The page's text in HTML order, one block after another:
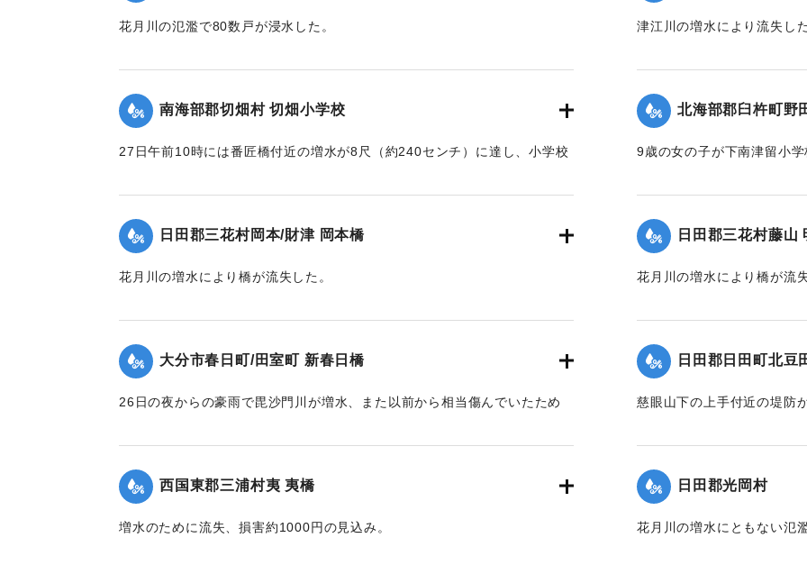
花月川の氾濫で80数戸が浸水した。
｜固有コード: 00330029
津江川の増水により流失し
｜固有コード: 00330030
南海部郡切畑村 切畑小学校
27日午前10時には番匠橋付近の増水が8尺（約240センチ）に達し、小学校
は休校になった。
【出典：大分新聞 1928年6月29日朝刊4面】
｜固有コード:00330031
北海部郡臼杵町野
9歳の女の子が下南津留小
び1町半（約150メートル）
【出典：大分新聞 1928年6
｜固有コード:00330032
日田郡三花村岡本/財津 岡本橋
花月川の増水により橋が流失した。
｜固有コード: 00330024
日田郡三花村藤山
花月川の増水により橋が流
｜固有コード:00330025
大分市春日町/田室町 新春日橋
26日の夜からの豪雨で毘沙門川が増水、また以前から相当傷んでいたため
｜固有コード:
日田郡日田町北豆
慈眼山下の上手付近の堤防
｜固有コード:
西国東郡三浦村夷 夷橋
増水のために流失、損害約1000円の見込み。
日田郡光岡村
花月川の増水にともない氾